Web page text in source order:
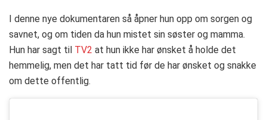
I denne nye dokumentaren så åpner hun opp om sorgen og
savnet, og om tiden da hun mistet sin søster og mamma.
Hun har sagt til TV2 at hun ikke har ønsket å holde det
hemmelig, men det har tatt tid før de har ønsket og snakke
om dette offentlig.